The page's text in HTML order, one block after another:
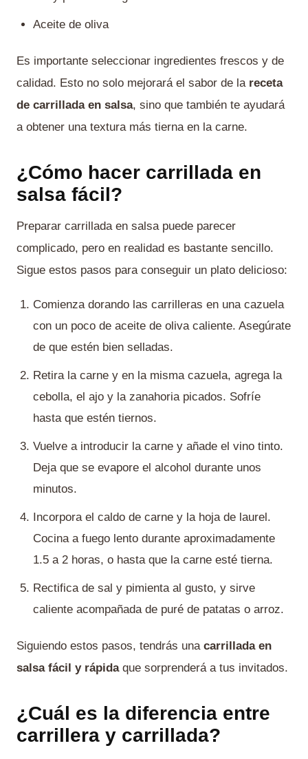
Aceite de oliva
Es importante seleccionar ingredientes frescos y de
calidad. Esto no solo mejorará el sabor de la receta
de carrillada en salsa, sino que también te ayudará
a obtener una textura más tierna en la carne.
¿Cómo hacer carrillada en
salsa fácil?
Preparar carrillada en salsa puede parecer
complicado, pero en realidad es bastante sencillo.
Sigue estos pasos para conseguir un plato delicioso:
Comienza dorando las carrilleras en una cazuela
con un poco de aceite de oliva caliente. Asegúrate
de que estén bien selladas.
Retira la carne y en la misma cazuela, agrega la
cebolla, el ajo y la zanahoria picados. Sofríe
hasta que estén tiernos.
Vuelve a introducir la carne y añade el vino tinto.
Deja que se evapore el alcohol durante unos
minutos.
Incorpora el caldo de carne y la hoja de laurel.
Cocina a fuego lento durante aproximadamente
1.5 a 2 horas, o hasta que la carne esté tierna.
Rectifica de sal y pimienta al gusto, y sirve
caliente acompañada de puré de patatas o arroz.
Siguiendo estos pasos, tendrás una carrillada en
salsa fácil y rápidaque sorprenderá a tus invitados.
¿Cuál es la diferencia entre
carrillera y carrillada?